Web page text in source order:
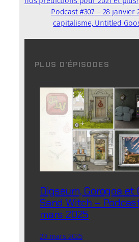
Podcast #307 – 28 janvier
capitalisme, Untitled
PLUS D’ÉPISODES
Digseum, Gorogoa et
Sand Witch –
mars 2025
29 mars 2025